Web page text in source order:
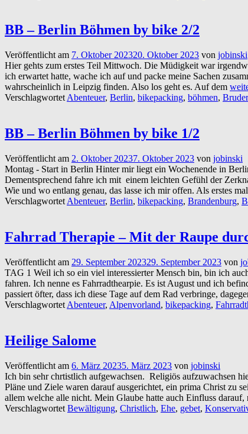
BB – Berlin Böhmen by bike 2/2
Veröffentlicht am 7. Oktober 202320. Oktober 2023 von jobinski
Hier gehts zum erstes Teil Mittwoch. Die Müdigkeit war
ich erwartet hatte, wache ich auf und packe meine Sachen
wahrscheinlich in Leipzig finden. Also los geht es. Auf dem
Verschlagwortet Abenteuer, Berlin, bikepacking, böhmen,
BB – Berlin Böhmen by bike 1/2
Veröffentlicht am 2. Oktober 20237. Oktober 2023 von jobinski
Montag - Start in Berlin Hinter mir liegt ein Wochenende in
Dementsprechend fahre ich mit einem leichten Gefühl der
Wie und wo entlang genau, das lasse ich mir offen. Als erstes
Verschlagwortet Abenteuer, Berlin, bikepacking, Brandenburg,
Fahrrad Therapie – Mit der Raupe
Veröffentlicht am 29. September 202329. September 2023 von
TAG 1 Weil ich so ein viel interessierter Mensch bin, bin ich
fahren. Ich nenne es Fahrradthearpie. Es ist August und ich
passiert öfter, dass ich diese Tage auf dem Rad verbringe,
Verschlagwortet Abenteuer, Alpenvorland, bikepacking,
Heilige Salome
Veröffentlicht am 6. März 20235. März 2023 von jobinski
Ich bin sehr chrtistlich aufgewachsen. Religiös aufzuwachsen
Pläne und Ziele waren darauf ausgerichtet, ein prima Christ zu
allem welche alle nicht. Mein Glaube hatte auch Einfluss darauf,
Verschlagwortet Bewältigung, Christlich, Ehe, gebet,